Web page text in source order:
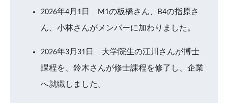
2026年4月1日 M1の板橋さん、B4の指原さ
ん、小林さんがメンバーに加わりました。
2026年3月31日 大学院生の江川さんが博士
課程を、鈴木さんが修士課程を修了し、企業
へ就職しました。